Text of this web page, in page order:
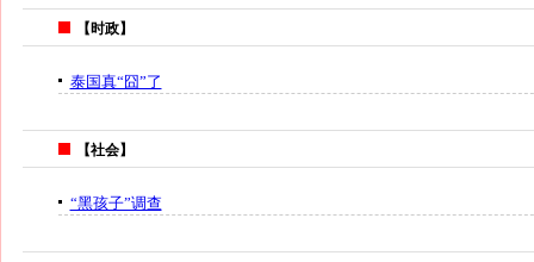
【时政】
泰国真“囧”了
【社会】
“黑孩子”调查